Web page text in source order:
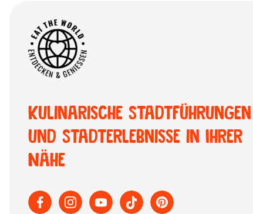
Kulinarische Stadtführungen
und Stadterlebnisse in Ihrer
Nähe